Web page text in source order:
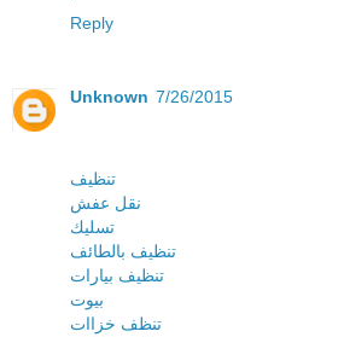
Reply
Unknown 7/26/2015
تنظيف
نقل عفش
تسليك
تنظيف بالطائف
تنظيف بيارات
بيوت
تنظف خزاات